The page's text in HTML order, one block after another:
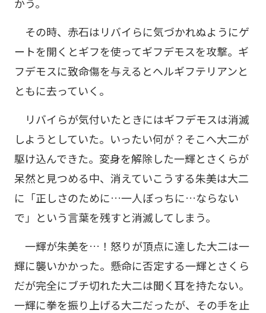
その時、赤石はリバイらに気づかれぬようにゲ
ートを開くとギフを使ってギフデモスを攻撃。ギ
フデモスに致命傷を与えるとヘルギフテリアンと
ともに去っていく。
リバイらが気付いたときにはギフデモスは消滅
しようとしていた。いったい何が？そこへ大二が
駆け込んできた。変身を解除した一輝とさくらが
呆然と見つめる中、消えていこうする朱美は大二
に「正しさのために…一人ぼっちに…ならない
で」という言葉を残すと消滅してしまう。
一輝が朱美を…！怒りが頂点に達した大二は一
輝に襲いかかった。懸命に否定する一輝とさくら
だが完全にブチ切れた大二は聞く耳を持たない。
一輝に拳を振り上げる大二だったが、その手を止